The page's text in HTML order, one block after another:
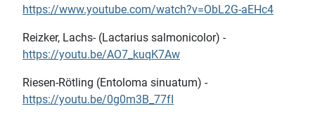
https://www.youtube.com/watch?v=ObL2G-aEHc4
Reizker, Lachs- (Lactarius salmonicolor) -
https://youtu.be/AO7_kuqK7Aw
Riesen-Rötling (Entoloma sinuatum) -
https://youtu.be/0g0m3B_77fI